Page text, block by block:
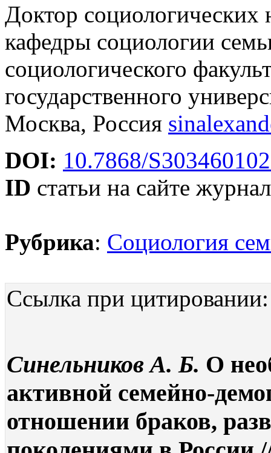
Доктор социологических
кафедры социологии
социологического
государственного
Москва, Россия
DOI: 10.7868/
ID статьи на сайте
Рубрика: Социология
Ссылка при цитировании:
Синельников А. Б. О
активной семейно-
отношении браков,